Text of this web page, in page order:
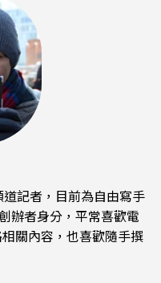
記者，目前為自由寫手
辦者身分，平常喜歡電
關內容，也喜歡隨手撰